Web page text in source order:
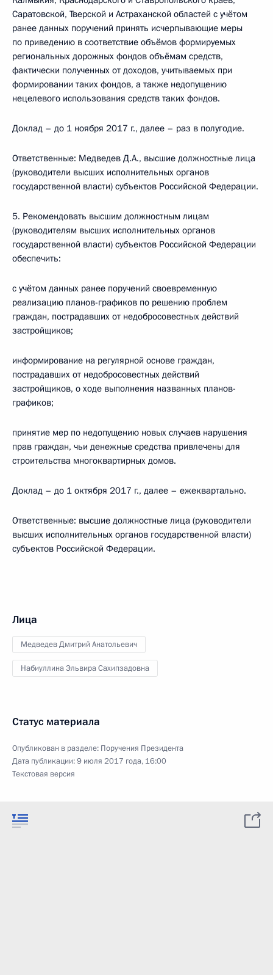
Саратовской, Тверской и Астраханской областей с учётом
ранее данных поручений принять исчерпывающие меры
по приведению в соответствие объёмов формируемых
региональных дорожных фондов объёмам средств,
фактически полученных от доходов, учитываемых при
формировании таких фондов, а также недопущению
нецелевого использования средств таких фондов.
Доклад – до 1 ноября 2017 г., далее – раз в полугодие.
Ответственные: Медведев Д.А., высшие должностные лица
(руководители высших исполнительных органов
государственной власти) субъектов Российской Федерации.
5. Рекомендовать высшим должностным лицам
(руководителям высших исполнительных органов
государственной власти) субъектов Российской Федерации
обеспечить:
с учётом данных ранее поручений своевременную
реализацию планов-графиков по решению проблем
граждан, пострадавших от недобросовестных действий
застройщиков;
информирование на регулярной основе граждан,
пострадавших от недобросовестных действий
застройщиков, о ходе выполнения названных планов-
графиков;
принятие мер по недопущению новых случаев нарушения
прав граждан, чьи денежные средства привлечены для
строительства многоквартирных домов.
Доклад – до 1 октября 2017 г., далее – ежеквартально.
Ответственные: высшие должностные лица (руководители
высших исполнительных органов государственной власти)
субъектов Российской Федерации.
Лица
Медведев Дмитрий Анатольевич
Набиуллина Эльвира Сахипзадовна
Статус материала
Опубликован в разделе: Поручения Президента
Дата публикации:9 июля 2017 года, 16:00
Текстовая версия